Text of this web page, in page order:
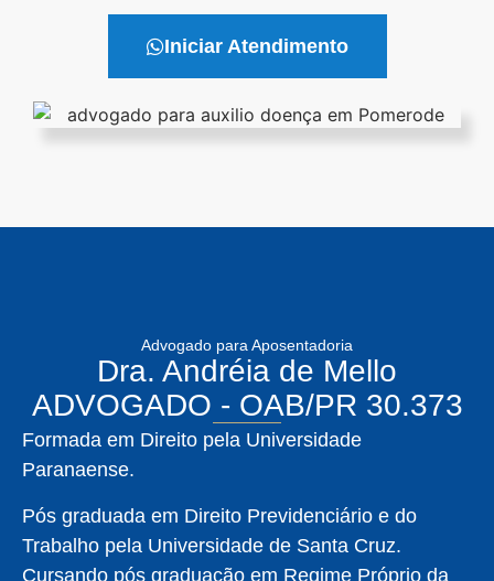
Iniciar Atendimento
Advogado para Aposentadoria
Dra. Andréia de Mello
ADVOGADO - OAB/PR 30.373
Formada em Direito pela Universidade
Paranaense.
Pós graduada em Direito Previdenciário e do
Trabalho pela Universidade de Santa Cruz.
Cursando pós graduação em Regime Próprio da